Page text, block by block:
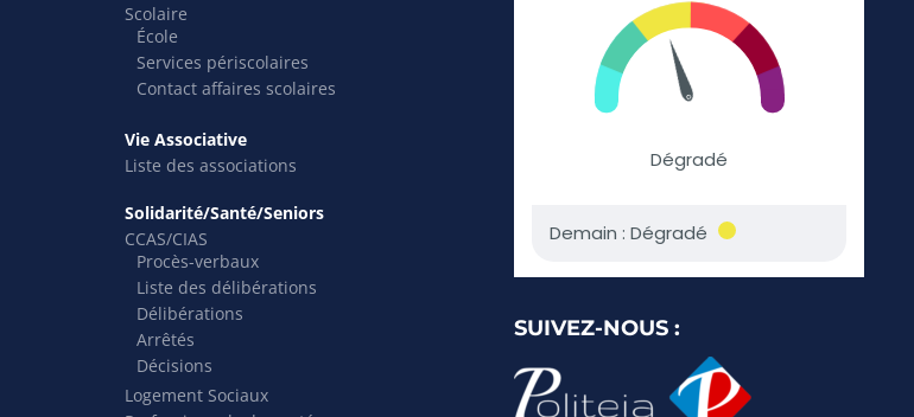
Scolaire
École
Services périscolaires
Contact affaires scolaires
Vie Associative
Liste des associations
Solidarité/Santé/Seniors
CCAS/CIAS
Procès-verbaux
Liste des délibérations
Délibérations
Arrêtés
Décisions
Logement Sociaux
SUIVEZ-NOUS :